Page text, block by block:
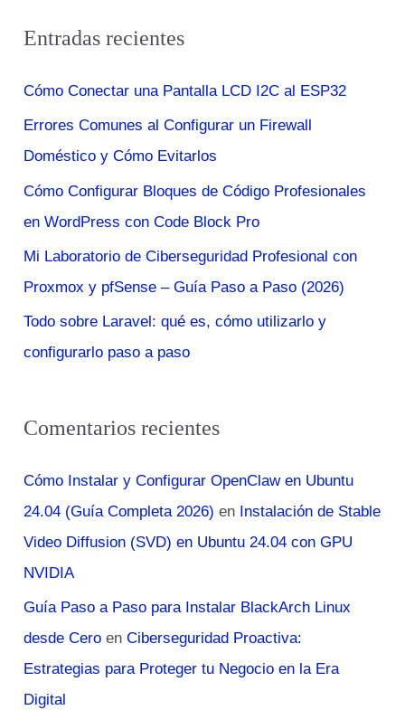
c
r
p
o
r
:
Entradas recientes
Cómo Conectar una Pantalla LCD I2C al ESP32
Errores Comunes al Configurar un Firewall
Doméstico y Cómo Evitarlos
Cómo Configurar Bloques de Código Profesionales
en WordPress con Code Block Pro
Mi Laboratorio de Ciberseguridad Profesional con
Proxmox y pfSense – Guía Paso a Paso (2026)
Todo sobre Laravel: qué es, cómo utilizarlo y
configurarlo paso a paso
Comentarios recientes
Cómo Instalar y Configurar OpenClaw en Ubuntu
24.04 (Guía Completa 2026) en Instalación de Stable
Video Diffusion (SVD) en Ubuntu 24.04 con GPU
NVIDIA
Guía Paso a Paso para Instalar BlackArch Linux
desde Cero enCiberseguridad Proactiva:
Estrategias para Proteger tu Negocio en la Era
Digital